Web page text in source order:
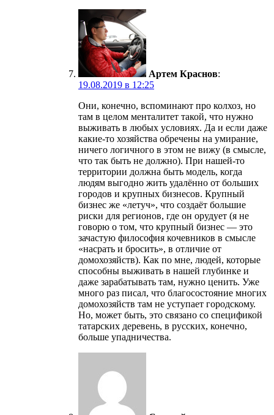
Артем Краснов:
19.08.2019 в 12:25
Они, конечно, вспоминают про колхоз, но
там в целом менталитет такой, что нужно
выживать в любых условиях. Да и если даже
какие-то хозяйства обречены на умирание,
ничего логичного в этом не вижу (в смысле,
что так быть не должно). При нашей-то
территории должна быть модель, когда
людям выгодно жить удалённо от больших
городов и крупных бизнесов. Крупный
бизнес же «летуч», что создаёт большие
риски для регионов, где он орудует (я не
говорю о том, что крупный бизнес — это
зачастую философия кочевников в смысле
«насрать и бросить», в отличие от
домохозяйств). Как по мне, людей, которые
способны выживать в нашей глубинке и
даже зарабатывать там, нужно ценить. Уже
много раз писал, что благосостояние многих
домохозяйств там не уступает городскому.
Но, может быть, это связано со спецификой
татарских деревень, в русских, конечно,
больше упадничества.